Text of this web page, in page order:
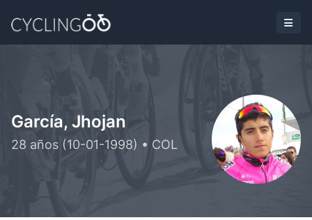
García, Jhojan
28 años (10-01-1998) • COL